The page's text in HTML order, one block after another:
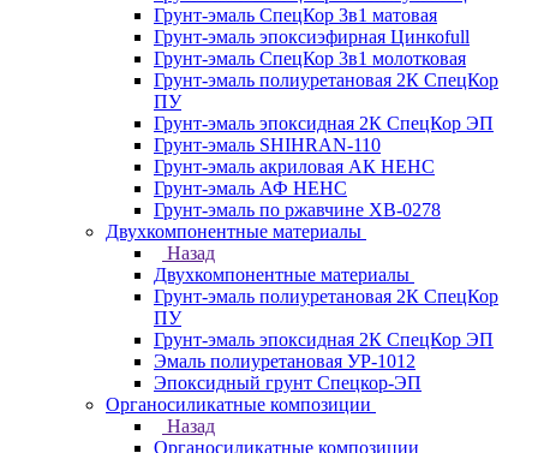
Грунт-эмаль СпецКор 3в1 матовая
Грунт-эмаль эпоксиэфирная Цинкоfull
Грунт-эмаль СпецКор 3в1 молотковая
Грунт-эмаль полиуретановая 2К СпецКор
ПУ
Грунт-эмаль эпоксидная 2К СпецКор ЭП
Грунт-эмаль SHIHRAN-110
Грунт-эмаль акриловая АК НЕНС
Грунт-эмаль АФ НЕНС
Грунт-эмаль по ржавчине ХВ-0278
Двухкомпонентные материалы
Назад
Двухкомпонентные материалы
Грунт-эмаль полиуретановая 2К СпецКор
ПУ
Грунт-эмаль эпоксидная 2К СпецКор ЭП
Эмаль полиуретановая УР-1012
Эпоксидный грунт Спецкор-ЭП
Органосиликатные композиции
Назад
Органосиликатные композиции